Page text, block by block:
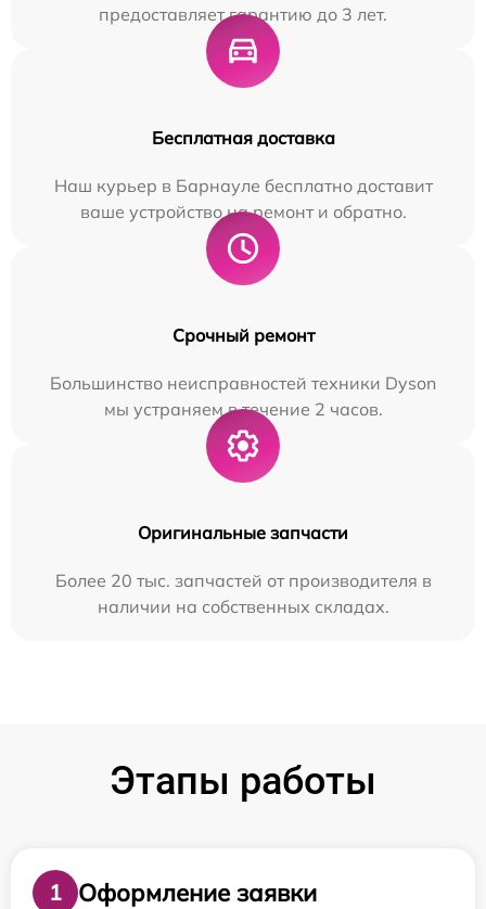
предоставляет гарантию до 3 лет.
Бесплатная доставка
Наш курьер в Барнауле бесплатно доставит
ваше устройство на ремонт и обратно.
Срочный ремонт
Большинство неисправностей техники Dyson
мы устраняем в течение 2 часов.
Оригинальные запчасти
Более 20 тыс. запчастей от производителя в
наличии на собственных складах.
Этапы работы
1
Оформление заявки